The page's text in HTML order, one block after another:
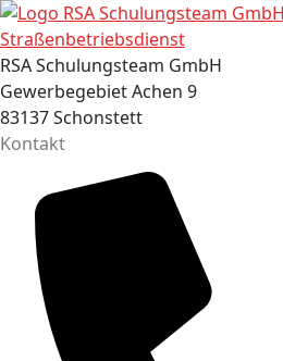
RSA Schulungsteam GmbH
Gewerbegebiet Achen 9
83137 Schonstett
Kontakt